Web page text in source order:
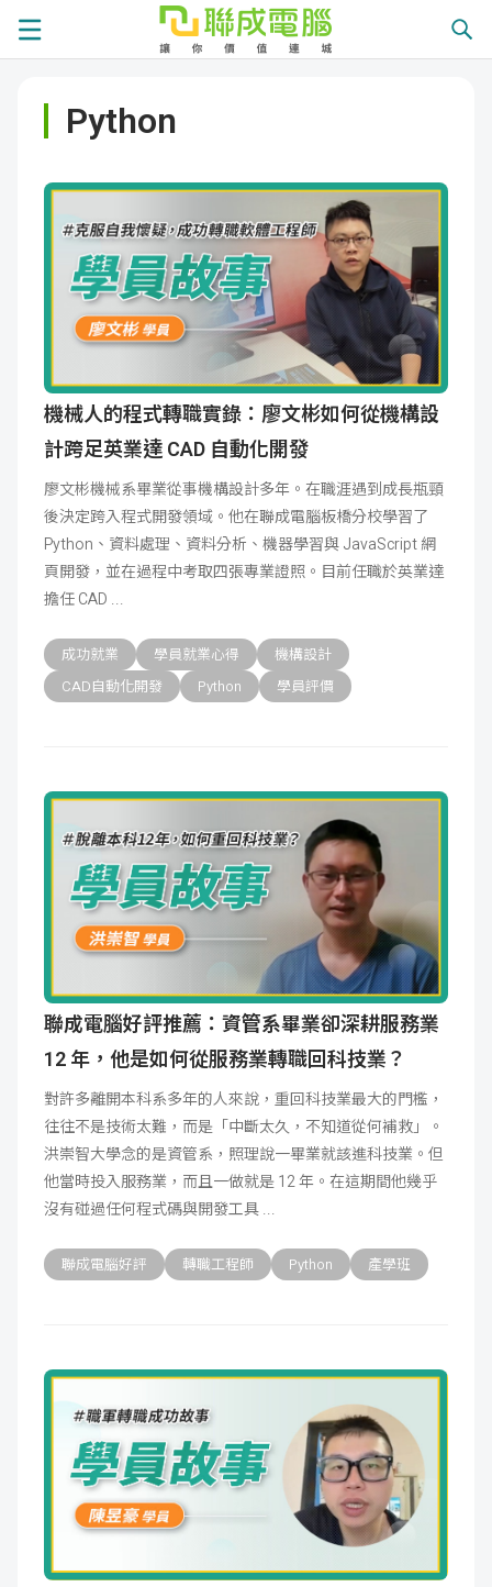
Python
機械人的程式轉職實錄：廖文彬如何從機構設
計跨足英業達 CAD 自動化開發
廖文彬機械系畢業從事機構設計多年。在職涯遇到成長瓶頸
後決定跨入程式開發領域。他在聯成電腦板橋分校學習了
Python、資料處理、資料分析、機器學習與 JavaScript 網
頁開發，並在過程中考取四張專業證照。目前任職於英業達
擔任 CAD
成功就業 學員就業心得
機構設計
CAD自動化開發
Python 學員評價
聯成電腦好評推薦：資管系畢業卻深耕服務業
12 年，他是如何從服務業轉職回科技業？
對許多離開本科系多年的人來說，重回科技業最大的門檻，
往往不是技術太難，而是「中斷太久，不知道從何補救」。
洪崇智大學念的是資管系，照理說一畢業就該進科技業。但
他當時投入服務業，而且一做就是 12 年。在這期間他幾乎
沒有碰過任何程式碼與開發工具
聯成電腦好評 轉職工程師 Python 產學班